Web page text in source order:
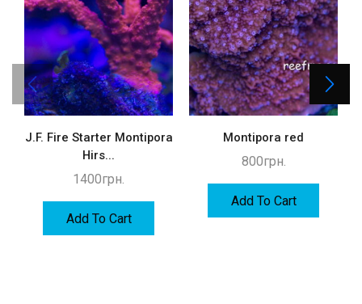
J.F. Fire Starter Montipora
Hirs...
1400грн.
Add To Cart
Montipora red
800грн.
Add To Cart